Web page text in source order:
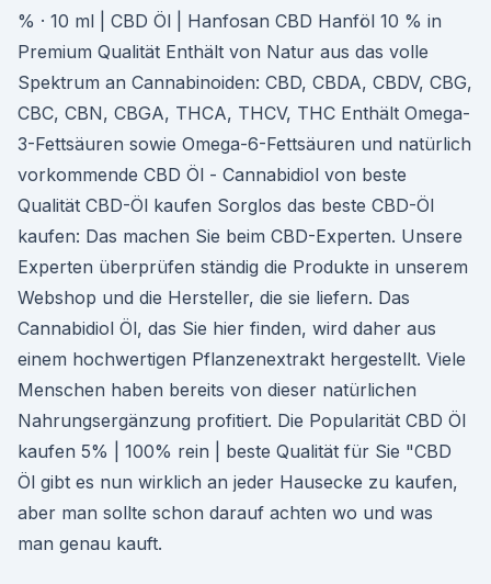
% · 10 ml | CBD Öl | Hanfosan CBD Hanföl 10 % in
Premium Qualität Enthält von Natur aus das volle
Spektrum an Cannabinoiden: CBD, CBDA, CBDV, CBG,
CBC, CBN, CBGA, THCA, THCV, THC Enthält Omega-
3-Fettsäuren sowie Omega-6-Fettsäuren und natürlich
vorkommende CBD Öl - Cannabidiol von beste
Qualität CBD-Öl kaufen Sorglos das beste CBD-Öl
kaufen: Das machen Sie beim CBD-Experten. Unsere
Experten überprüfen ständig die Produkte in unserem
Webshop und die Hersteller, die sie liefern. Das
Cannabidiol Öl, das Sie hier finden, wird daher aus
einem hochwertigen Pflanzenextrakt hergestellt. Viele
Menschen haben bereits von dieser natürlichen
Nahrungsergänzung profitiert. Die Popularität CBD Öl
kaufen 5% | 100% rein | beste Qualität für Sie "CBD
Öl gibt es nun wirklich an jeder Hausecke zu kaufen,
aber man sollte schon darauf achten wo und was
man genau kauft.